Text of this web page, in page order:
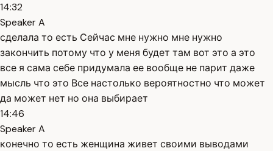
14:32
Speaker A
сделала то есть Сейчас мне нужно мне нужно
закончить потому что у меня будет там вот это а это
все я сама себе придумала ее вообще не парит даже
мысль что это Все настолько вероятностно что может
да может нет но она выбирает
14:46
Speaker A
конечно то есть женщина живет своими выводами